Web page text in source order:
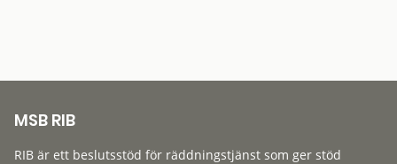
MSB RIB
RIB är ett beslutsstöd för räddningstjänst som ger stöd